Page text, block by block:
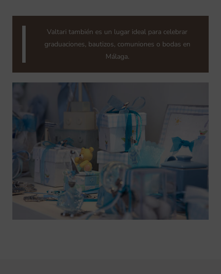
Valtari también es un lugar ideal para celebrar
graduaciones, bautizos, comuniones o bodas en
Málaga.